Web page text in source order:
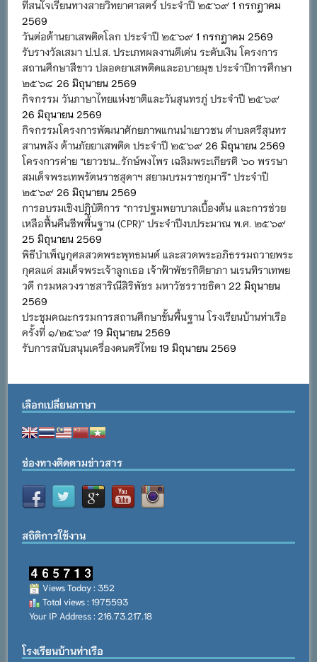
ที่สนใจเรียนทางสายวิทยาศาสตร์ ประจำปี ๒๕๖๙ 1 กรกฎาคม
2569
วันต่อต้านยาเสพติดโลก ประจำปี ๒๕๖๙ 1 กรกฎาคม 2569
รับรางวัลเสมา ป.ป.ส. ประเภทผลงานดีเด่น ระดับเงิน โครงการ
สถานศึกษาสีขาว ปลอดยาเสพติดและอบายมุข ประจำปีการศึกษา
๒๕๖๘ 26 มิถุนายน 2569
กิจกรรม วันภาษาไทยแห่งชาติและวันสุนทรภู่ ประจำปี ๒๕๖๙
26 มิถุนายน 2569
กิจกรรมโครงการพัฒนาศักยภาพแกนนำเยาวชน ตำบลศรีสุนทร
สานพลัง ต้านภัยยาเสพติด ประจำปี ๒๕๖๙ 26 มิถุนายน 2569
โครงการค่าย “เยาวชน…รักษ์พงไพร เฉลิมพระเกียรติ ๖๐ พรรษา
สมเด็จพระเทพรัตนราชสุดาฯ สยามบรมราชกุมารี” ประจำปี
๒๕๖๙ 26 มิถุนายน 2569
การอบรมเชิงปฏิบัติการ “การปฐมพยาบาลเบื้องต้น และการช่วย
เหลือฟื้นคืนชีพพื้นฐาน (CPR)” ประจำปีงบประมาณ พ.ศ. ๒๕๖๙
25 มิถุนายน 2569
พิธีบำเพ็ญกุศลสวดพระพุทธมนต์ และสวดพระอภิธรรมถวายพระ
กุศลแด่ สมเด็จพระเจ้าลูกเธอ เจ้าฟ้าพัชรกิติยาภา นเรนทิราเทพย
วดี กรมหลวงราชสาริณีสิริพัชร มหาวัชรราชธิดา 22 มิถุนายน
2569
ประชุมคณะกรรมการสถานศึกษาขั้นพื้นฐาน โรงเรียนบ้านท่าเรือ
ครั้งที่ ๑/๒๕๖๙ 19 มิถุนายน 2569
รับการสนับสนุนเครื่องดนตรีไทย 19 มิถุนายน 2569
เลือกเปลี่ยนภาษา
ช่องทางติดตามข่าวสาร
สถิติการใช้งาน
Views Today : 352
Total views : 1975593
Your IP Address : 216.73.217.18
โรงเรียนบ้านท่าเรือ